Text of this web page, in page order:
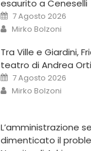
esaurito a Ceneselli
7 Agosto 2026
Mirko Bolzoni
Tra Ville e Giardini,
teatro di Andrea
7 Agosto 2026
Mirko Bolzoni
L’amministrazione
dimenticato il